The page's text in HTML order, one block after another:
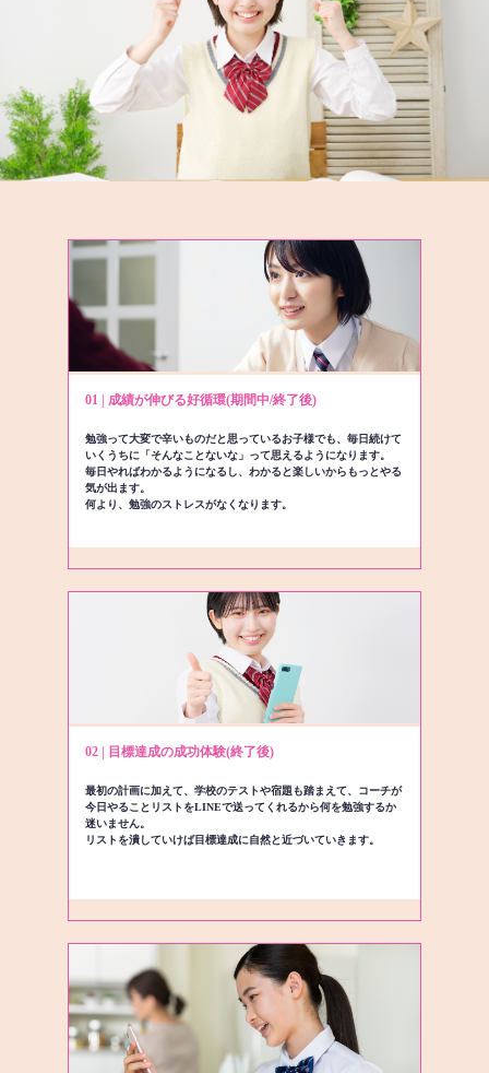
01 | 成績が伸びる好循環(期間中/終了後)
勉強って大変で辛いものだと思っているお子様でも、毎日続けて
いくうちに「そんなことないな」って思えるようになります。
毎日やればわかるようになるし、わかると楽しいからもっとやる
気が出ます。
何より、勉強のストレスがなくなります。
02 | 目標達成の成功体験(終了後)
最初の計画に加えて、学校のテストや宿題も踏まえて、コーチが
今日やることリストをLINEで送ってくれるから何を勉強するか
迷いません。
リストを潰していけば目標達成に自然と近づいていきます。